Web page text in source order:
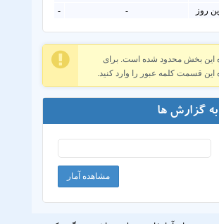
روز
-
-
این بخش محدود شده است. برای
قسمت کلمه عبور را وارد کنید.
گزارش ها